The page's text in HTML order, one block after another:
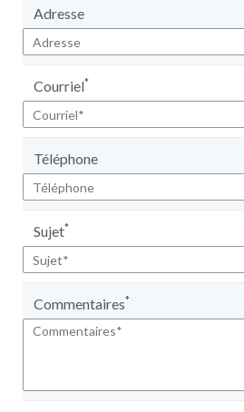
Adresse
Courriel*
Téléphone
Sujet*
Commentaires*